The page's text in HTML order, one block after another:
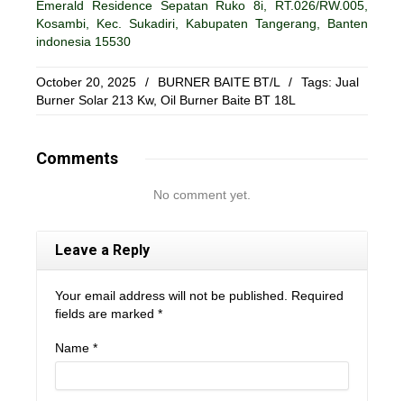
Emerald Residence Sepatan Ruko 8i, RT.026/RW.005,
Kosambi, Kec. Sukadiri, Kabupaten Tangerang, Banten
indonesia 15530
October 20, 2025 / BURNER BAITE BT/L / Tags: Jual
Burner Solar 213 Kw, Oil Burner Baite BT 18L
Comments
No comment yet.
Leave a Reply
Your email address will not be published. Required
fields are marked *
Name *